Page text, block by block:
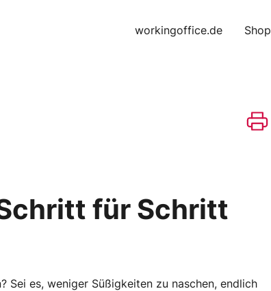
workingoffice.de Shop
für Schritt
Sei es, weniger Süßigkeiten zu naschen, endlich